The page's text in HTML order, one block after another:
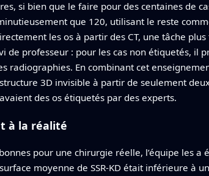
si bien que le faire pour des centaines de
que 120, utilisant le reste
les os à partir des CT, une tâche
de professeur : pour les cas non étiquetés, il
radiographies. En combinant cet
3D invisible à partir de seulement
des os étiquetés par des experts.
à la réalité
pour une chirurgie réelle, l’équipe les a
moyenne de SSR-KD était inférieure à